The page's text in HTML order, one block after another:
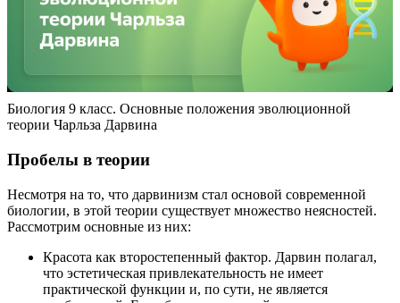
Биология 9 класс. Основные положения эволюционной
теории Чарльза Дарвина
Пробелы в теории
Несмотря на то, что дарвинизм стал основой современной
биологии, в этой теории существует множество неясностей.
Рассмотрим основные из них:
Красота как второстепенный фактор. Дарвин полагал,
что эстетическая привлекательность не имеет
практической функции и, по сути, не является